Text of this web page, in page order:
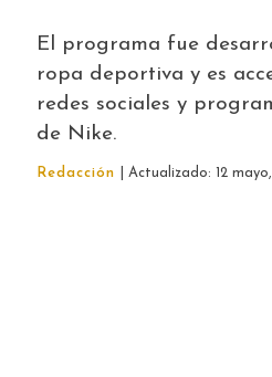
El programa fue
ropa deportiva y es
redes sociales y
de Nike.
Redacción | Actualizado: 12